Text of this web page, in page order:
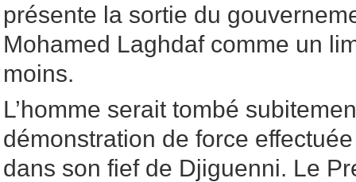
présente la sortie du
Mohamed Laghdaf comme un
moins.
L’homme serait tombé
démonstration de force
dans son fief de Djiguenni. Le